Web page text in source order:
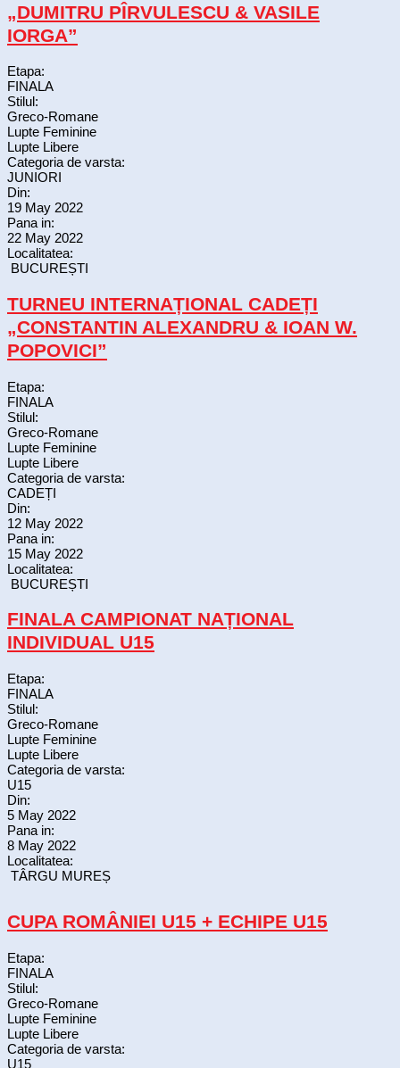
„DUMITRU PÎRVULESCU & VASILE
IORGA”
Etapa:
FINALA
Stilul:
Greco-Romane
Lupte Feminine
Lupte Libere
Categoria de varsta:
JUNIORI
Din:
19 May 2022
Pana in:
22 May 2022
Localitatea:
BUCUREȘTI
TURNEU INTERNAȚIONAL CADEȚI
„CONSTANTIN ALEXANDRU & IOAN W.
POPOVICI”
Etapa:
FINALA
Stilul:
Greco-Romane
Lupte Feminine
Lupte Libere
Categoria de varsta:
CADEȚI
Din:
12 May 2022
Pana in:
15 May 2022
Localitatea:
BUCUREȘTI
FINALA CAMPIONAT NAȚIONAL
INDIVIDUAL U15
Etapa:
FINALA
Stilul:
Greco-Romane
Lupte Feminine
Lupte Libere
Categoria de varsta:
U15
Din:
5 May 2022
Pana in:
8 May 2022
Localitatea:
TÂRGU MUREȘ
CUPA ROMÂNIEI U15 + ECHIPE U15
Etapa:
FINALA
Stilul:
Greco-Romane
Lupte Feminine
Lupte Libere
Categoria de varsta:
U15